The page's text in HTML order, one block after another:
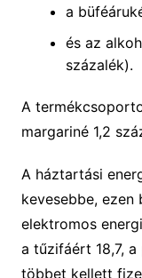
a
és az
százalék).
A
margariné 1,2
A háztartási
kevesebbe,
elektromos
a tűzifáért 18,7,
többet kellett